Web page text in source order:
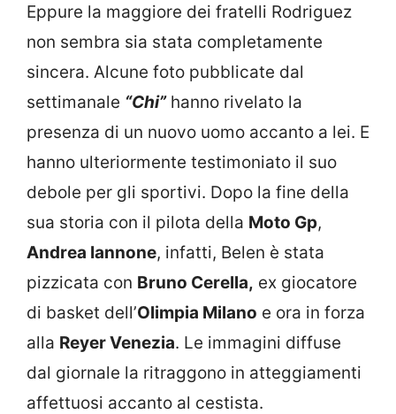
Eppure la maggiore dei fratelli Rodriguez
non sembra sia stata completamente
sincera. Alcune foto pubblicate dal
settimanale “Chi”hanno rivelato la
presenza di un nuovo uomo accanto a lei. E
hanno ulteriormente testimoniato il suo
debole per gli sportivi. Dopo la fine della
sua storia con il pilota della Moto Gp,
Andrea Iannone, infatti, Belen è stata
pizzicata con Bruno Cerella, ex giocatore
di basket dell’Olimpia Milano e ora in forza
alla Reyer Venezia. Le immagini diffuse
dal giornale la ritraggono in atteggiamenti
affettuosi accanto al cestista.